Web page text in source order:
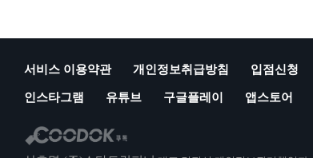
서비스 이용약관 개인정보취급방침 입점신청
인스타그램 유튜브 구글플레이 앱스토어